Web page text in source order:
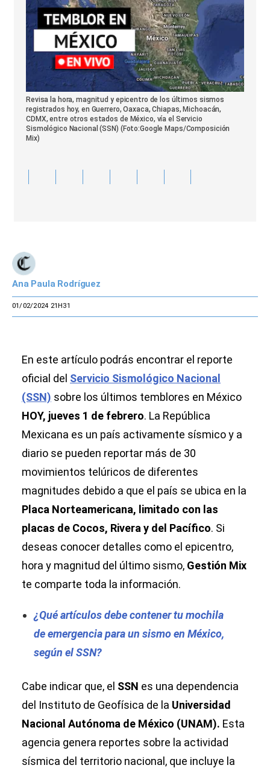
Revisa la hora, magnitud y epicentro de los últimos sismos
registrados hoy, en Guerrero, Oaxaca, Chiapas, Michoacán,
CDMX, entre otros estados de México, vía el Servicio
Sismológico Nacional (SSN) (Foto:Google Maps/Composición
Mix)
Ana Paula Rodríguez
01/02/2024 21H31
En este artículo podrás encontrar el reporte
oficial del Servicio Sismológico Nacional
(SSN) sobre los últimos temblores en México
HOY, jueves 1 de febrero. La República
Mexicana es un país activamente sísmico y a
diario se pueden reportar más de 30
movimientos telúricos de diferentes
magnitudes debido a que el país se ubica en la
Placa Norteamericana, limitado con las
placas de Cocos, Rivera y del Pacífico. Si
deseas conocer detalles como el epicentro,
hora y magnitud del último sismo, Gestión Mix
te comparte toda la información.
¿Qué artículos debe contener tu mochila
de emergencia para un sismo en México,
según el SSN?
Cabe indicar que, el SSN es una dependencia
del Instituto de Geofísica de la Universidad
Nacional Autónoma de México (UNAM). Esta
agencia genera reportes sobre la actividad
sísmica del territorio nacional, que incluye la